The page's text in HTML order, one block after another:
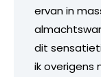
ervan in
dit
ik overigens